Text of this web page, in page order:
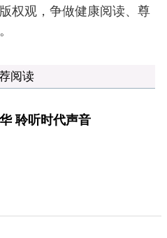
权观，争做健康阅读、尊
阅读
聆听时代声音